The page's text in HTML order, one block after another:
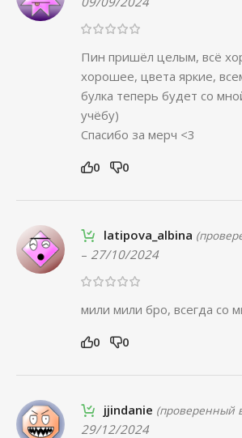
Пин пришёл целым, всё
хорошее, цвета яркие,
булка теперь будет со
учёбу)
Спасибо за мерч <3
0 0
latipova_albina
– 27/10/2024
мили мили бро, всегда со
0 0
jjindanie (проверенный
29/12/2024